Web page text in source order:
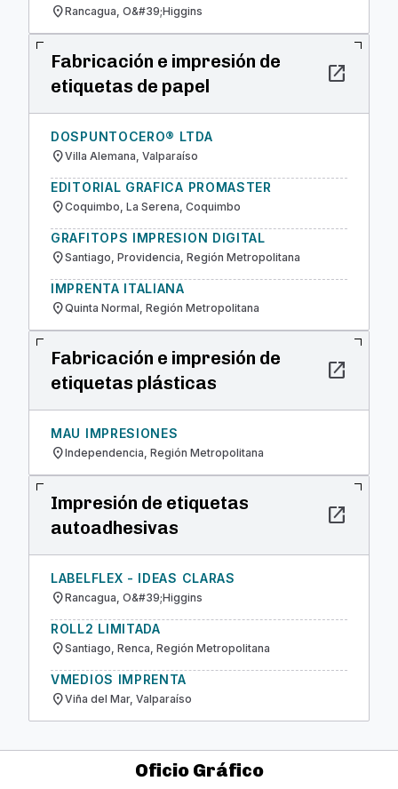
location_onRancagua, O&#39;Higgins
Fabricación e impresión de
etiquetas de papel
open_in_new
DOSPUNTOCERO® LTDA
location_onVilla Alemana, Valparaíso
EDITORIAL GRAFICA PROMASTER
location_onCoquimbo, La Serena, Coquimbo
GRAFITOPS IMPRESION DIGITAL
location_onSantiago, Providencia, Región Metropolitana
IMPRENTA ITALIANA
location_onQuinta Normal, Región Metropolitana
Fabricación e impresión de
etiquetas plásticas
open_in_new
MAU IMPRESIONES
location_onIndependencia, Región Metropolitana
Impresión de etiquetas
autoadhesivas
open_in_new
LABELFLEX - IDEAS CLARAS
location_onRancagua, O&#39;Higgins
ROLL2 LIMITADA
location_onSantiago, Renca, Región Metropolitana
VMEDIOS IMPRENTA
location_onViña del Mar, Valparaíso
Oficio Gráfico